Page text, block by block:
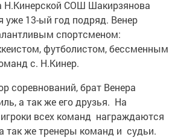
уже 13-ый год подряд. Венер
спортсменом:
футболистом, бессменным
с. Н.Кинер.
а так же его друзья. На
всех команд награждаются
так же тренеры команд и судьи.
турнира организовывается